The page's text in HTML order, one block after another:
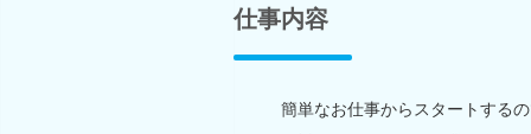
仕事内容
簡単なお仕事からスタートする